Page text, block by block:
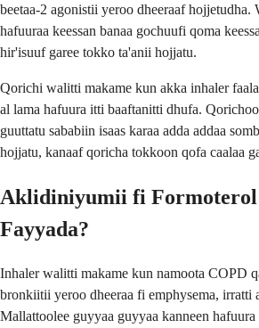
beetaa-2 agonistii yeroo dheeraaf hojjetudha.
hafuuraa keessan banaa gochuufi qoma
hir'isuuf garee tokko ta'anii hojjatu.
Qorichi walitti makame kun akka inhaler
al lama hafuura itti baaftanitti dhufa.
guuttatu sababiin isaas karaa adda addaa
hojjatu, kanaaf qoricha tokkoon qofa caalaa
Aklidiniyumii fi
Fayyada?
Inhaler walitti makame kun namoota COPD
bronkiitii yeroo dheeraa fi emphysema, irratti
Mallattoolee guyyaa guyyaa kanneen hafuura